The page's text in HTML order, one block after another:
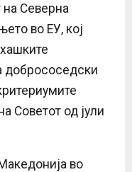
Северна
во ЕУ, кој
добрососедски
Советот од јули
во